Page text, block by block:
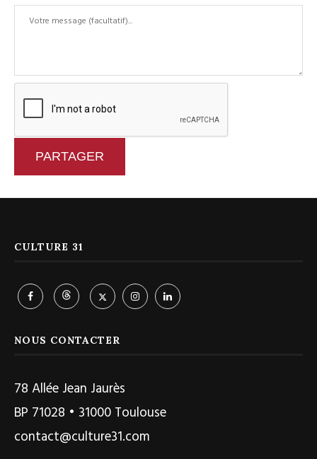
PARTAGER
CULTURE 31
NOUS CONTACTER
78 Allée Jean Jaurès
BP 71028 • 31000 Toulouse
contact@culture31.com